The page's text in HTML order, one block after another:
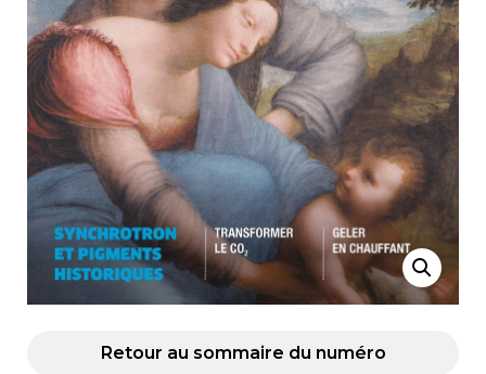
Retour au sommaire du numéro